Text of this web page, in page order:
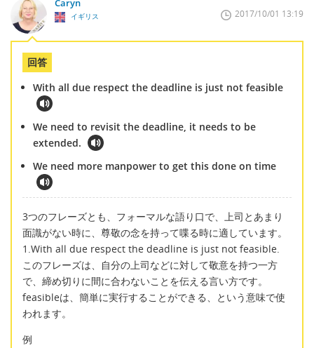
Caryn
イギリス 2017/10/01 13:19
回答
With all due respect the deadline is just not feasible
We need to revisit the deadline, it needs to be
extended.
We need more manpower to get this done on time
3つのフレーズとも、フォーマルな語り口で、上司とあまり
面識がない時に、尊敬の念を持って喋る時に適しています。
1.With all due respect the deadline is just not feasible.
このフレーズは、自分の上司などに対して敬意を持つ一方
で、締め切りに間に合わないことを伝える言い方です。
feasibleは、簡単に実行することができる、という意味で使
われます。
例